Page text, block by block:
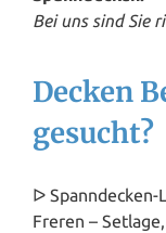
Bei uns sind Sie
Decken
gesucht?
ᐅ Spanndecken-
Freren –